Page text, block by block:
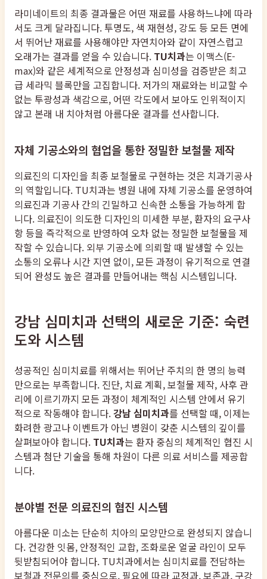
라미네이트의 최종 결과물은 어떤 재료를 사용하느냐에 따라
서도 크게 달라집니다. 투명도, 색 재현성, 강도 등 모든 면에
서 뛰어난 재료를 사용해야만 자연치아와 같이 자연스럽고
오래가는 결과를 얻을 수 있습니다. TU치과는 이맥스(E-
max)와 같은 세계적으로 안정성과 심미성을 검증받은 최고
급 세라믹 블록만을 고집합니다. 저가의 재료와는 비교할 수
없는 투광성과 색감으로, 어떤 각도에서 보아도 인위적이지
않고 본래 내 치아처럼 아름다운 결과를 선사합니다.
자체 기공소와의 협업을 통한 정밀한 보철물 제작
의료진의 디자인을 최종 보철물로 구현하는 것은 치과기공사
의 역할입니다. TU치과는 병원 내에 자체 기공소를 운영하여
의료진과 기공사 간의 긴밀하고 신속한 소통을 가능하게 합
니다. 의료진이 의도한 디자인의 미세한 부분, 환자의 요구사
항 등을 즉각적으로 반영하여 오차 없는 정밀한 보철물을 제
작할 수 있습니다. 외부 기공소에 의뢰할 때 발생할 수 있는
소통의 오류나 시간 지연 없이, 모든 과정이 유기적으로 연결
되어 완성도 높은 결과를 만들어내는 핵심 시스템입니다.
강남 심미치과 선택의 새로운 기준: 숙련
도와 시스템
성공적인 심미치료를 위해서는 뛰어난 주치의 한 명의 능력
만으로는 부족합니다. 진단, 치료 계획, 보철물 제작, 사후 관
리에 이르기까지 모든 과정이 체계적인 시스템 안에서 유기
적으로 작동해야 합니다. 강남 심미치과를 선택할 때, 이제는
화려한 광고나 이벤트가 아닌 병원이 갖춘 시스템의 깊이를
살펴보아야 합니다. TU치과는 환자 중심의 체계적인 협진 시
스템과 첨단 기술을 통해 차원이 다른 의료 서비스를 제공합
니다.
분야별 전문 의료진의 협진 시스템
아름다운 미소는 단순히 치아의 모양만으로 완성되지 않습니
다. 건강한 잇몸, 안정적인 교합, 조화로운 얼굴 라인이 모두
뒷받침되어야 합니다. TU치과에서는 심미치료를 전담하는
보철과 전문의를 중심으로, 필요에 따라 교정과, 보존과, 구강